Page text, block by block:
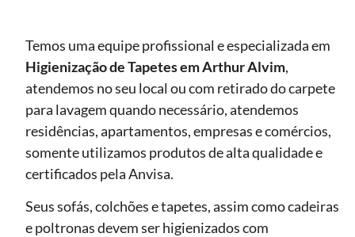
Temos uma equipe profissional e especializada em
Higienização de Tapetesem Arthur Alvim,
atendemos no seu local ou com retirado do carpete
para lavagem quando necessário, atendemos
residências, apartamentos, empresas e comércios,
somente utilizamos produtos de alta qualidade e
certificados pela Anvisa.
Seus sofás, colchões e tapetes, assim como cadeiras
e poltronas devem ser higienizados com